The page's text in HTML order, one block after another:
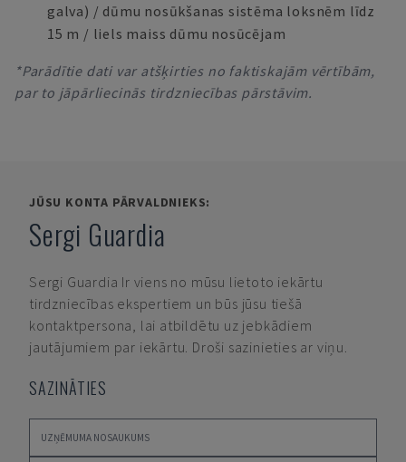
galva) / dūmu nosūkšanas sistēma loksnēm līdz
15 m / liels maiss dūmu nosūcējam
*Parādītie dati var atšķirties no faktiskajām vērtībām,
par to jāpārliecinās tirdzniecības pārstāvim.
JŪSU KONTA PĀRVALDNIEKS:
Sergi Guardia
Sergi Guardia Ir viens no mūsu lietoto iekārtu
tirdzniecības ekspertiem un būs jūsu tiešā
kontaktpersona, lai atbildētu uz jebkādiem
jautājumiem par iekārtu. Droši sazinieties ar viņu.
SAZINĀTIES